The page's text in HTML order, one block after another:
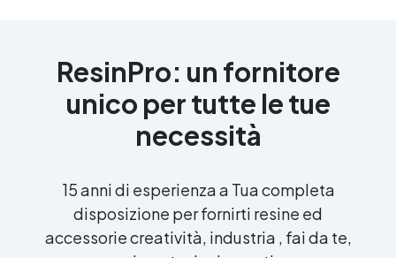
ResinPro: un fornitore
unico per tutte le tue
necessità
15 anni di esperienza a Tua completa
disposizione per fornirti resine ed
accessorie creatività, industria , fai da te,